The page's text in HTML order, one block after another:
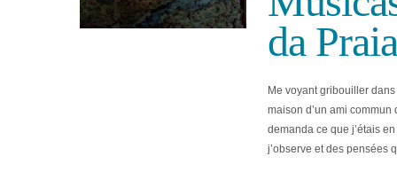
da
Me voyant gribouiller
maison d’un ami
demanda ce que j’étais
j’observe et des pensées